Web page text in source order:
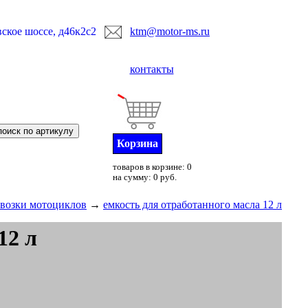
шоссе, д46к2с2 ktm@motor-ms.ru
контакты
Корзина
товаров в корзине: 0
на сумму: 0 руб.
мотоциклов → емкость для отработанного масла 12 л
л